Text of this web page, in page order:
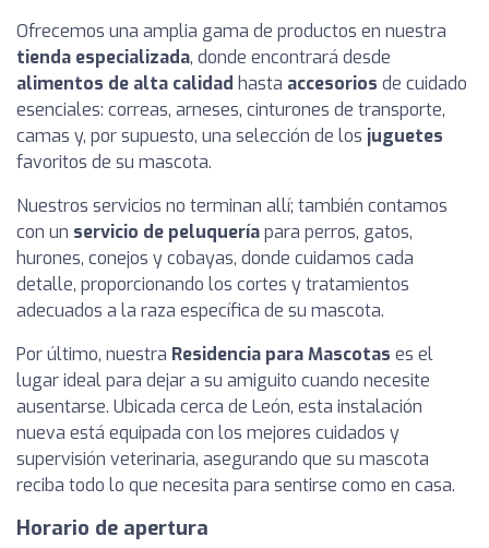
Ofrecemos una amplia gama de productos en nuestra
tienda especializada, donde encontrará desde
alimentos de alta calidad hasta accesorios de cuidado
esenciales: correas, arneses, cinturones de transporte,
camas y, por supuesto, una selección de los juguetes
favoritos de su mascota.
Nuestros servicios no terminan allí; también contamos
con un servicio de peluqueríapara perros, gatos,
hurones, conejos y cobayas, donde cuidamos cada
detalle, proporcionando los cortes y tratamientos
adecuados a la raza específica de su mascota.
Por último, nuestra Residencia para Mascotas es el
lugar ideal para dejar a su amiguito cuando necesite
ausentarse. Ubicada cerca de León, esta instalación
nueva está equipada con los mejores cuidados y
supervisión veterinaria, asegurando que su mascota
reciba todo lo que necesita para sentirse como en casa.
Horario de apertura